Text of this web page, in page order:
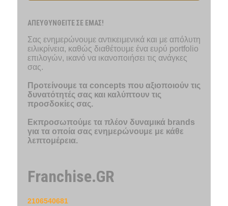
ΑΠΕΥΘΥΝΘΕΙΤΕ ΣΕ ΕΜΑΣ!
Σας ενημερώνουμε αντικειμενικά και με απόλυτη
ειλικρίνεια, καθώς διαθέτουμε ένα ευρύ portfolio
επιλογών, ικανό να ικανοποιήσει τις ανάγκες
σας.
Προτείνουμε τα concepts που αξιοποιούν τις
δυνατότητές σας και καλύπτουν τις
προσδοκίες σας.
Εκπροσωπούμε τα πλέον δυναμικά brands
για τα οποία σας ενημερώνουμε με κάθε
λεπτομέρεια.
Franchise.GR
2106540681